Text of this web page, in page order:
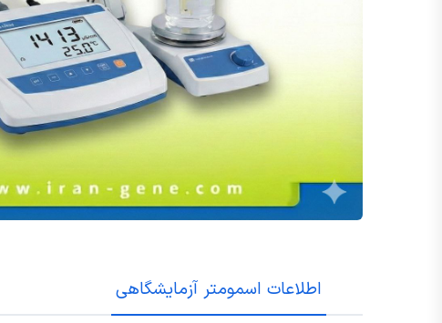
اطلاعات اسمومتر آزمایشگاهی